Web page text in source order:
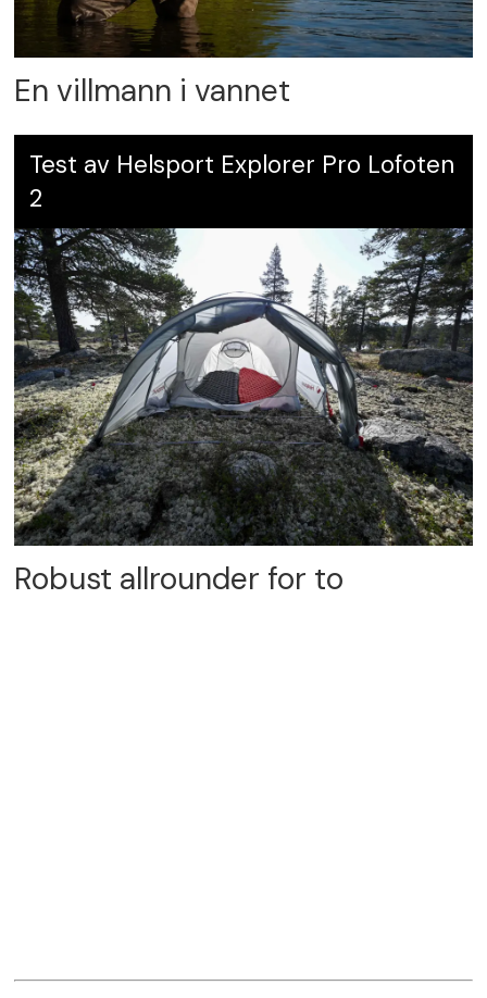
En villmann i vannet
Test av Helsport Explorer Pro Lofoten
2
Robust allrounder for to